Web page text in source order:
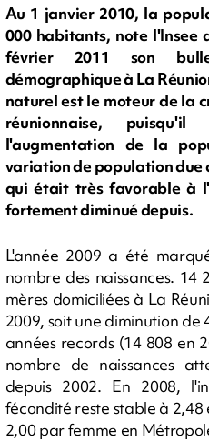
Au 1 janvier 2010, la
000 habitants, note l'Insee
février 2011 son
démographique à La
naturel est le moteur de la
réunionnaise,
l'augmentation de la
variation de population due
qui était très favorable à
fortement diminué depuis.
L'année 2009 a été
nombre des naissances. 14
mères domiciliées à La
2009, soit une diminution de
années records (14 808 en
nombre de naissances
depuis 2002. En 2008,
fécondité reste stable à
2,00 par femme en